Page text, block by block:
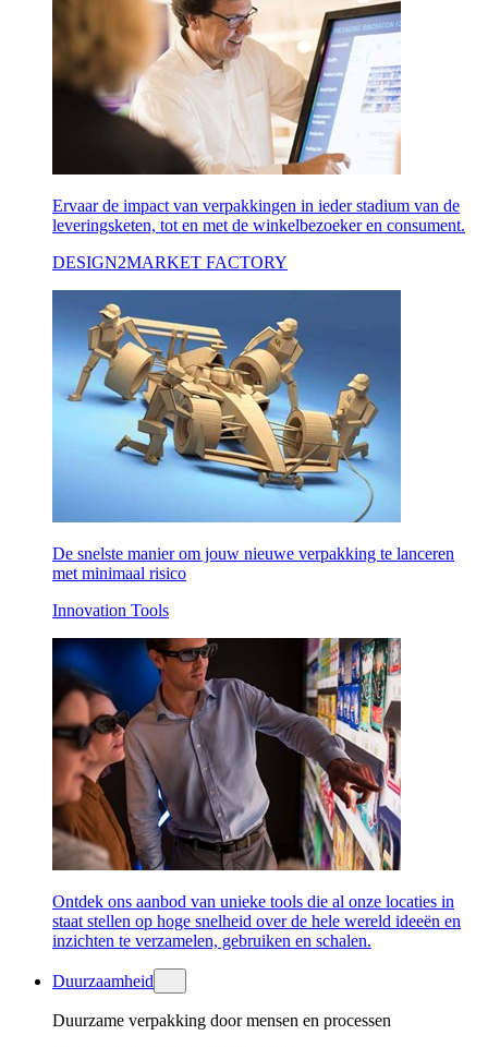
Ervaar de impact van verpakkingen in ieder stadium van de
leveringsketen, tot en met de winkelbezoeker en consument.
DESIGN2MARKET FACTORY
De snelste manier om jouw nieuwe verpakking te lanceren
met minimaal risico
Innovation Tools
Ontdek ons aanbod van unieke tools die al onze locaties in
staat stellen op hoge snelheid over de hele wereld ideeën en
inzichten te verzamelen, gebruiken en schalen.
Duurzaamheid
Duurzame verpakking door mensen en processen